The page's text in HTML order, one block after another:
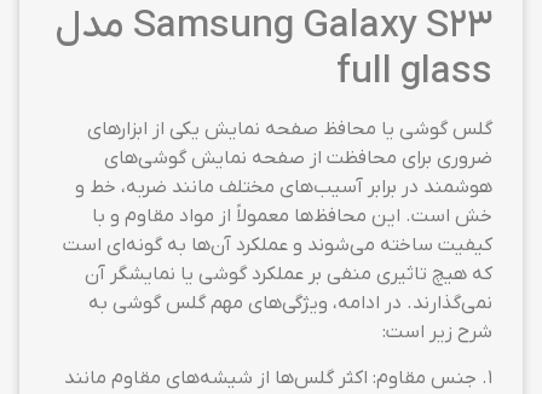
Samsung Galaxy S23 مدل
full glass
گلس گوشی یا محافظ صفحه نمایش یکی از ابزارهای
ضروری برای محافظت از صفحه نمایش گوشی‌های
هوشمند در برابر آسیب‌های مختلف مانند ضربه، خط و
خش است. این محافظ‌ها معمولاً از مواد مقاوم و با
کیفیت ساخته می‌شوند و عملکرد آن‌ها به گونه‌ای است
که هیچ تاثیری منفی بر عملکرد گوشی یا نمایشگر آن
نمی‌گذارند. در ادامه، ویژگی‌های مهم گلس گوشی به
شرح زیر است:
1. جنس مقاوم: اکثر گلس‌ها از شیشه‌های مقاوم مانند